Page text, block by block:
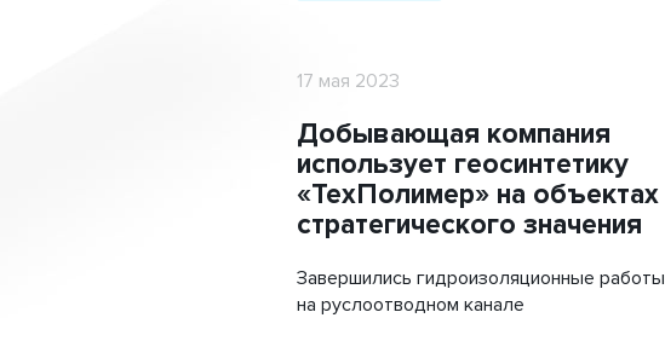
17 мая 2023
Добывающая компания
использует геосинтетику
«ТехПолимер» на объектах
стратегического значения
Завершились гидроизоляционные работы
на руслоотводном канале